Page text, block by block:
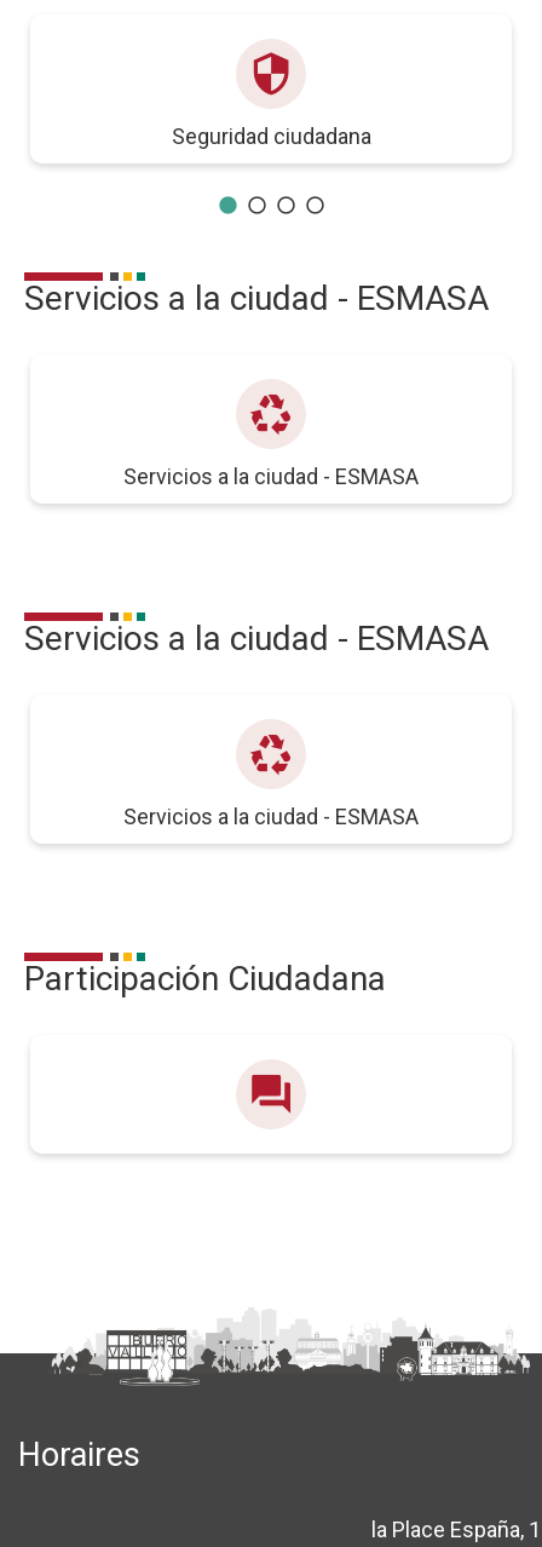
security
Seguridad ciudadana
Servicios a la ciudad - ESMASA
recycling
Servicios a la ciudad - ESMASA
Servicios a la ciudad - ESMASA
recycling
Servicios a la ciudad - ESMASA
Participación Ciudadana
question_answer
Horaires
la Place España, 1